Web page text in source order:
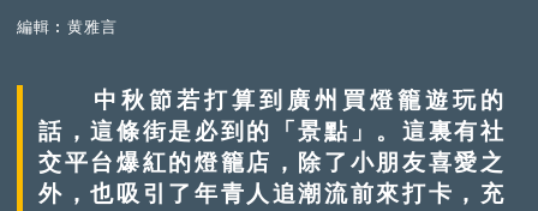
編輯︰黄雅言
中秋節若打算到廣州買燈籠遊玩的
話，這條街是必到的「景點」。這裏有社
交平台爆紅的燈籠店，除了小朋友喜愛之
外，也吸引了年青人追潮流前來打卡，充